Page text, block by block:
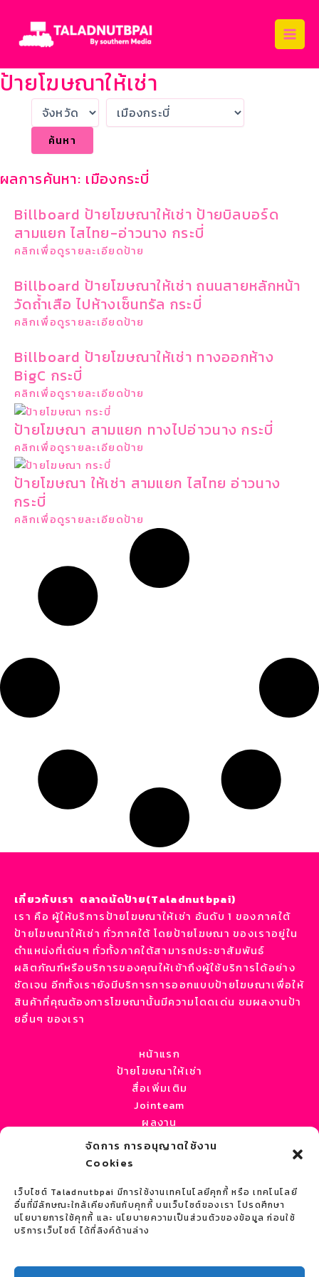
จัดการ การอนุญาตใช้งาน
Cookies
เว็บไซต์ Taladnutbpai มีการใช้งานเทคโนโลยีคุกกี้ หรือ เทคโนโลยี
อื่นที่มีลักษณะใกล้เคียงกันกับคุกกี้ บนเว็บไซต์ของเรา โปรดศึกษา
นโยบายการใช้คุกกี้ และ นโยบายความเป็นส่วนตัวของข้อมูล ก่อนใช้
บริการเว็บไซต์ ได้ที่ลิงค์ด้านล่าง
content
Main
ป้ายโฆษณาให้เช่า
ผลการค้นหา: เมืองกระบี่
Billboard ป้ายโฆษณาให้เช่า ป้ายบิลบอร์ด
สามแยก ไสไทย-อ่าวนาง กระบี่
คลิกเพื่อดูรายละเอียดป้าย
Billboard ป้ายโฆษณาให้เช่า ถนนสายหลักหน้า
วัดถ้ำเสือ ไปห้างเซ็นทรัล กระบี่
คลิกเพื่อดูรายละเอียดป้าย
Billboard ป้ายโฆษณาให้เช่า ทางออกห้าง
BigC กระบี่
คลิกเพื่อดูรายละเอียดป้าย
ป้ายโฆษณา สามแยก ทางไปอ่าวนาง กระบี่
คลิกเพื่อดูรายละเอียดป้าย
ป้ายโฆษณา ให้เช่า สามแยก ไสไทย อ่าวนาง
กระบี่
คลิกเพื่อดูรายละเอียดป้าย
เกี่ยวกับเรา ตลาดนัดป้าย(Taladnutbpai)
เรา คือ ผู้ให้บริการป้ายโฆษณาให้เช่า อันดับ 1 ของภาคใต้
ป้ายโฆษณาให้เช่า ทั่วภาคใต้ โดยป้ายโฆษณา ของเราอยู่ใน
ตำแหน่งที่เด่นๆ ทั่วทั้งภาคใต้สามารถประชาสัมพันธ์
ผลิตภัณฑ์หรือบริการของคุณให้เข้าถึงผู้ใช้บริการได้อย่าง
ชัดเจน อีกทั้งเรายังมีบริการการออกแบบป้ายโฆษณาเพื่อให้
สินค้าที่คุณต้องการโฆษณานั้นมีความโดดเด่น ชมผลงานป้า
ยอื่นๆ ของเรา
หน้าแรก
ป้ายโฆษณาให้เช่า
สื่อเพิ่มเติม
Jointeam
ผลงาน
บทความ / ข่าว
เกี่ยวกับเรา
ติดต่อเรา
ที่อยู่ :หจก.เซ้าเทิร์น มีเดีย
29/1 ถนนเจ้าฟ้า ตำบลตลาดเหนือ